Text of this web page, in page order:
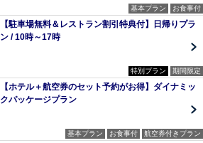
基本プラン お食事付
【駐車場無料＆レストラン割引特典付】日帰りプラ
ン / 10時～17時
特別プラン 期間限定
【ホテル＋航空券のセット予約がお得】ダイナミッ
クパッケージプラン
基本プラン お食事付 航空券付きプラン